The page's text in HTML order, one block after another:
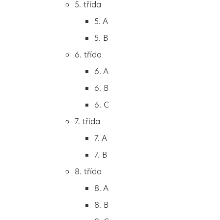
2. B
3. A
4. A
5. A
5. třída
5. A
5. B
6. třída
6. A
6. B
6. C
7. třída
7. A
7. B
8. třída
8. A
8. B